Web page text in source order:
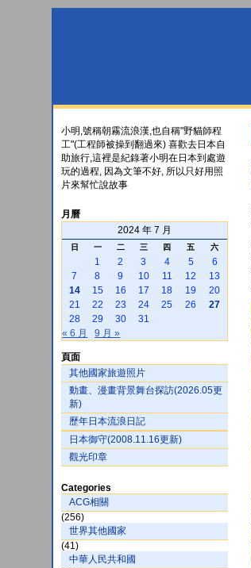
小明,號稱朝霧流浪漢,也自稱"野貓師程
工"(工程師被操到翻過來) 喜歡去日本自
助旅行,這裡是紀錄著小明在日本到處遊
玩的過程, 因為文筆不好, 所以只好用照
片來幫忙說故事
月曆
2024 年 7 月
日 一 二 三 四 五 六
1 2 3 4 5
6
7
8 9 10 11 12
13
14
15 16 17 18 19
20
21
22 23 24 25 26
27
28
29 30
31
« 6 月
9 月 »
頁面
其他國家旅遊照片
動畫、漫畫背景舞台探訪(2026.05更
新)
歷年日本流浪日記
日本御守(2008.11.16更新)
觀光印章
Categories
ACG相關
(256)
世界其他國家
(41)
中華人民共和國